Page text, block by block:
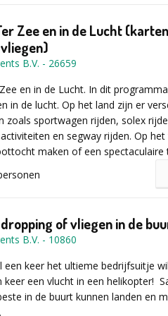
in!
met u mee!
naar jou toe! Sta jij stevig genoeg in
Of weet jouw team het
Eén ding is zeker: dit wordt een
waar samenwerking en strategie
een knipoog
proeven zoals vuur maken,
bandana’s en alle benodigde
begeleiding.
naar keuze.
eigenschappen combineert, kan
Versla de andere teams tijdens de
niet alleen de winst, maar ook
mee naar huis. Durven jullie het
Zee en in de Lucht
B.V. - 26659
en in de Lucht. In dit
in de lucht. Op het land zijn er
zoals sportwagen rijden, solex
en segway rijden. Op
maken of een spectaculaire
maken wij een mooie
met koffie/thee, uitleg en
programma: helikoptervlucht en
met een drankje
van het programma: RIB- en
van het activiteitenprogramma
leuke groepsfoto met de
of vliegen in de
B.V. - 10860
een keer het ultieme bedrijfsuitje
keer een vlucht in een helikopter!
in de buurt kunnen landen en